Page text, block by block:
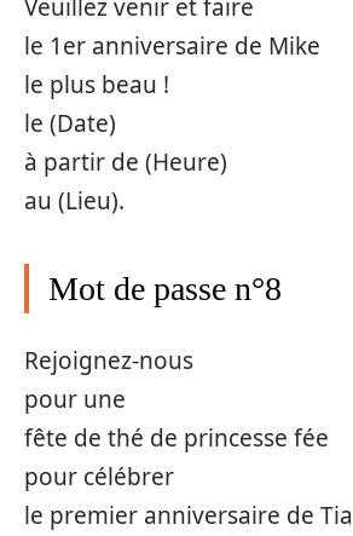
Veuillez venir et faire
le 1er anniversaire de Mike
le plus beau !
le (Date)
à partir de (Heure)
au (Lieu).
Mot de passe n°8
Rejoignez-nous
pour une
fête de thé de princesse fée
pour célébrer
le premier anniversaire de Tia